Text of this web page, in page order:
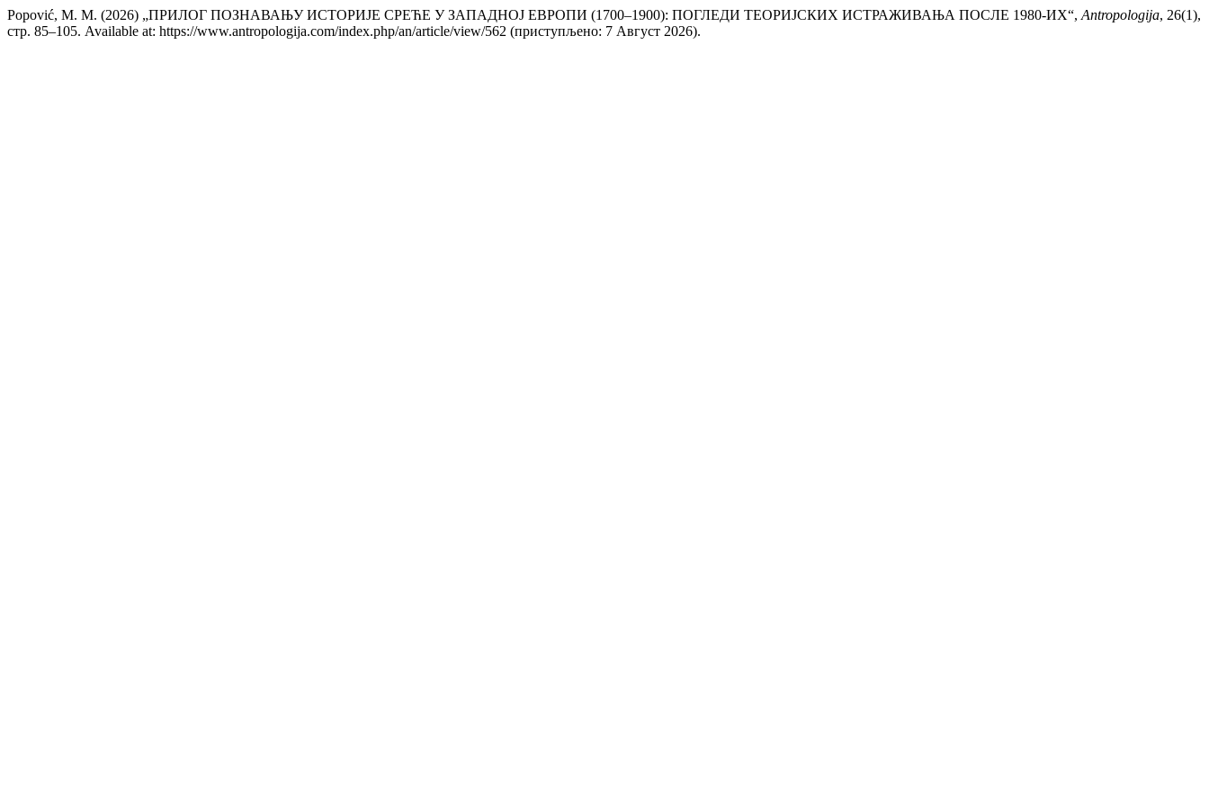
Popović, M. M. (2026) „ПРИЛОГ ПОЗНАВАЊУ ИСТОРИЈЕ СРЕЋЕ У ЗАПАДНОЈ ЕВРОПИ (1700–1900): ПОГЛЕДИ ТЕОРИЈСКИХ ИСТРАЖИВАЊА ПОСЛЕ 1980-ИХ“, Antropologija, 26(1),
стр. 85–105. Available at: https://www.antropologija.com/index.php/an/article/view/562 (приступљено: 7 Август 2026).